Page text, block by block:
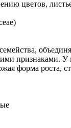
цветов,
признаками. У
форма роста,